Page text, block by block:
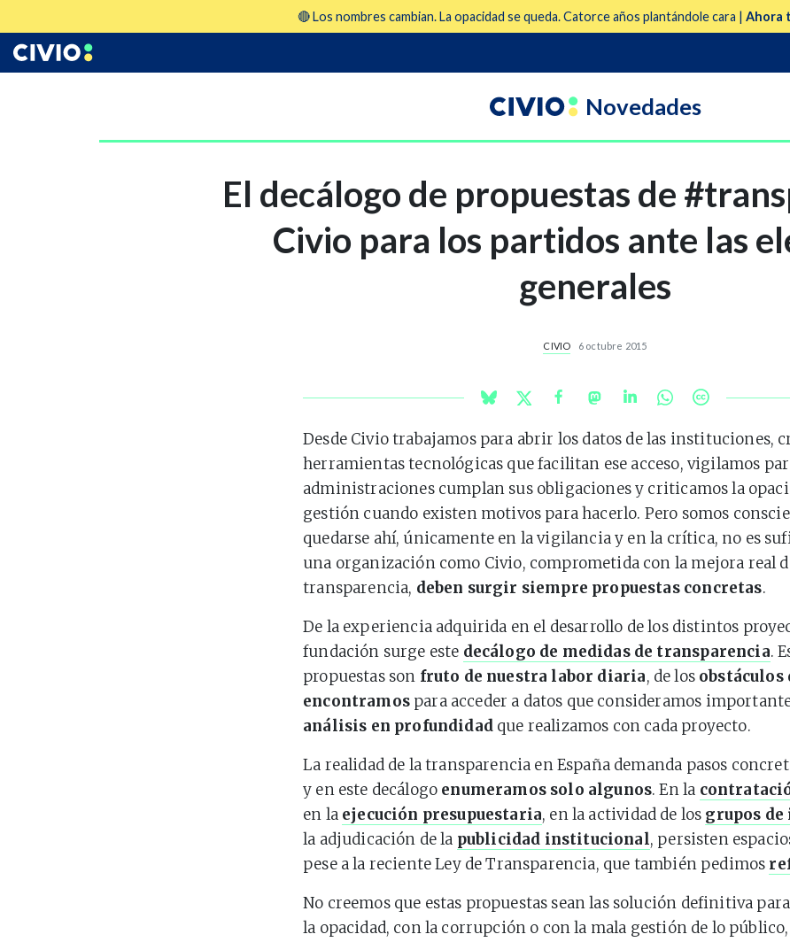
🔴 Los nombres cambian. La opacidad se queda. Catorce años plantándole cara | Ahora
Novedades
El decálogo de propuestas de
Civio para los partidos ante las
generales
CIVIO 6 octubre 2015
Desde Civio trabajamos para abrir los datos de las instituciones,
herramientas tecnológicas que facilitan ese acceso, vigilamos
administraciones cumplan sus obligaciones y criticamos la
gestión cuando existen motivos para hacerlo. Pero somos
quedarse ahí, únicamente en la vigilancia y en la crítica, no es
una organización como Civio, comprometida con la mejora real
transparencia, deben surgir siempre propuestas concretas.
De la experiencia adquirida en el desarrollo de los distintos
fundación surge este decálogo de medidas de transparencia.
propuestas son fruto de nuestra labor diaria, de los obstáculos
encontramospara acceder a datos que consideramos
análisis en profundidadque realizamos con cada proyecto.
La realidad de la transparencia en España demanda pasos
y en este decálogo enumeramos solo algunos. En la
en la ejecución presupuestaria, en la actividad de los grupos
la adjudicación de la publicidad institucional, persisten
pese a la reciente Ley de Transparencia, que también pedimos
No creemos que estas propuestas sean las solución definitiva
la opacidad, con la corrupción o con la mala gestión de lo